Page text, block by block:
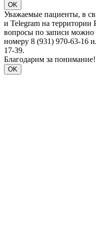
OK
Уважаемые пациенты, в
и Telegram на
вопросы по записи
номеру 8 (931) 970-63-16
17-39.
Благодарим за понимание!
OK